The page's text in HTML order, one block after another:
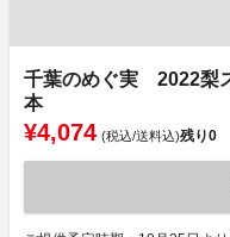
千葉のめぐ実 2022梨
本
¥4,074 (税込/送料込)残り0